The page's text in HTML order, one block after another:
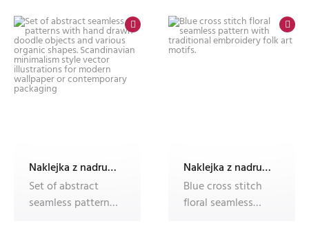
Naklejka z nadrukiem Dec'n'Roll,okleina meblowa,fotonaklejka
Set of abstract
seamless patterns
Naklejka z nadrukiem Dec'n'Roll,okleina meblowa,fotonaklejka
Blue cross stitch
floral seamless